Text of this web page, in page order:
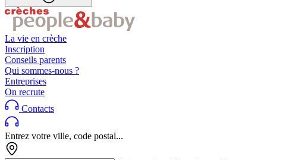
La vie en crèche
Inscription
Conseils parents
Qui sommes-nous ?
Entreprises
On recrute
Contacts
Entrez votre ville, code postal...